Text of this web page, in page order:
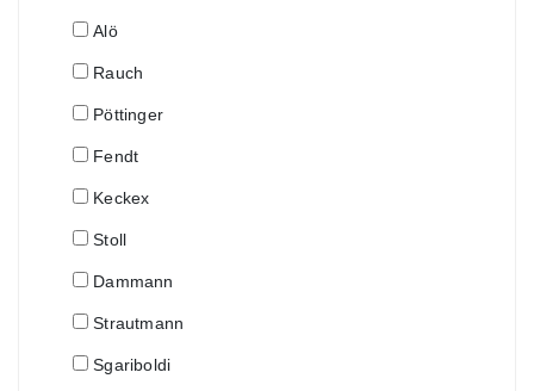
Alö
Rauch
Pöttinger
Fendt
Keckex
Stoll
Dammann
Strautmann
Sgariboldi